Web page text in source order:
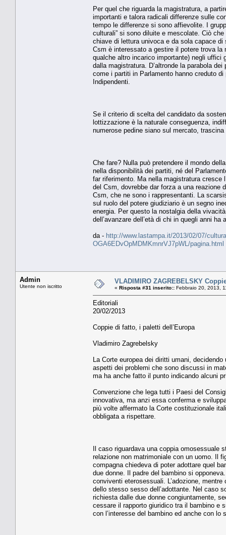
Per quel che riguarda la magistratura, a
importanti e talora radicali differenze sulle
tempo le differenze si sono affievolite. I
culturali” si sono diluite e mescolate. Ciò
chiave di lettura univoca e da sola capace di
Csm è interessato a gestire il potere trova la
qualche altro incarico importante) negli uffici
dalla magistratura. D’altronde la parabola
come i partiti in Parlamento hanno creduto
Indipendenti.
Se il criterio di scelta del candidato da
lottizzazione è la naturale conseguenza,
numerose pedine siano sul mercato,
Che fare? Nulla può pretendere il mondo
nella disponibilità dei partiti, né del
far riferimento. Ma nella magistratura cresce
del Csm, dovrebbe dar forza a una reazione
Csm, che ne sono i rappresentanti. La
sul ruolo del potere giudiziario è un segno
energia. Per questo la nostalgia della
dell’avanzare dell’età di chi in quegli anni
da - http://www.lastampa.it/2013/02/07/
OGA6EDvOpMDMKmnrVJ7pWL/pagina.html
Admin
Utente non iscritto
VLADIMIRO ZAGREBELSKY
« Risposta #31 inserito:: Febbraio 20, 2013,
Editoriali
20/02/2013
Coppie di fatto, i paletti dell’Europa
Vladimiro Zagrebelsky
La Corte europea dei diritti umani,
aspetti dei problemi che sono discussi in
ma ha anche fatto il punto indicando alcuni
Convenzione che lega tutti i Paesi del
innovativa, ma anzi essa conferma e
più volte affermato la Corte costituzionale
obbligata a rispettare.
Il caso riguardava una coppia omosessuale
relazione non matrimoniale con un uomo. Il
compagna chiedeva di poter adottare quel
due donne. Il padre del bambino si
conviventi eterosessuali. L’adozione,
dello stesso sesso dell’adottante. Nel caso
richiesta dalle due donne congiuntamente,
cessare il rapporto giuridico tra il bambino e
con l’interesse del bambino ed anche con